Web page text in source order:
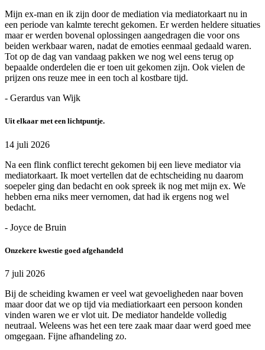
Mijn ex-man en ik zijn door de mediation via mediatorkaart nu in
een periode van kalmte terecht gekomen. Er werden heldere situaties
maar er werden bovenal oplossingen aangedragen die voor ons
beiden werkbaar waren, nadat de emoties eenmaal gedaald waren.
Tot op de dag van vandaag pakken we nog wel eens terug op
bepaalde onderdelen die er toen uit gekomen zijn. Ook vielen de
prijzen ons reuze mee in een toch al kostbare tijd.
- Gerardus van Wijk
Uit elkaar met een lichtpuntje.
14 juli 2026
Na een flink conflict terecht gekomen bij een lieve mediator via
mediatorkaart. Ik moet vertellen dat de echtscheiding nu daarom
soepeler ging dan bedacht en ook spreek ik nog met mijn ex. We
hebben erna niks meer vernomen, dat had ik ergens nog wel
bedacht.
- Joyce de Bruin
Onzekere kwestie goed afgehandeld
7 juli 2026
Bij de scheiding kwamen er veel wat gevoeligheden naar boven
maar door dat we op tijd via mediatiorkaart een persoon konden
vinden waren we er vlot uit. De mediator handelde volledig
neutraal. Weleens was het een tere zaak maar daar werd goed mee
omgegaan. Fijne afhandeling zo.